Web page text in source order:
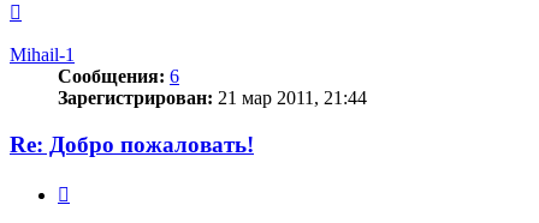
началу
Mihail-1
Сообщения: 6
Зарегистрирован: 21 мар 2011, 21:44
Re: Добро пожаловать!